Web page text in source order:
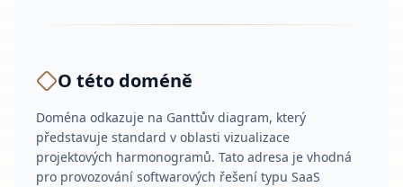
O této doméně
Doména odkazuje na Ganttův diagram, který
představuje standard v oblasti vizualizace
projektových harmonogramů. Tato adresa je vhodná
pro provozování softwarových řešení typu SaaS